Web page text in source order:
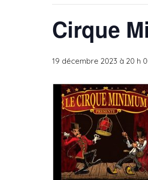
Cirque
19 décembre 2023 à 20 h